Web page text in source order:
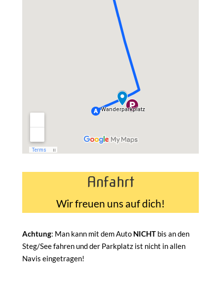
Anfahrt
Wir freuen uns auf dich!
Achtung: Man kann mit dem Auto NICHT bis an den
Steg/See fahren und der Parkplatz ist nicht in allen
Navis eingetragen!